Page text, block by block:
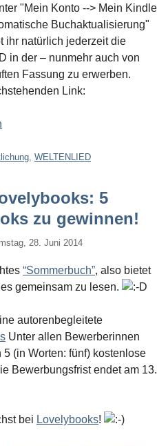
"Mein Konto --> Mein Kindle
Buchaktualisierung"
ihr natürlich jederzeit die
in der – nunmehr auch von
Fassung zu erwerben.
Link:
WELTENLIED
5
zu gewinnen!
28. Juni 2014
“Sommerbuch”, also bietet
gemeinsam zu lesen.
autorenbegleitete
Unter allen Bewerberinnen
(in Worten: fünf) kostenlose
Bewerbungsfrist endet am 13.
bei Lovelybooks!